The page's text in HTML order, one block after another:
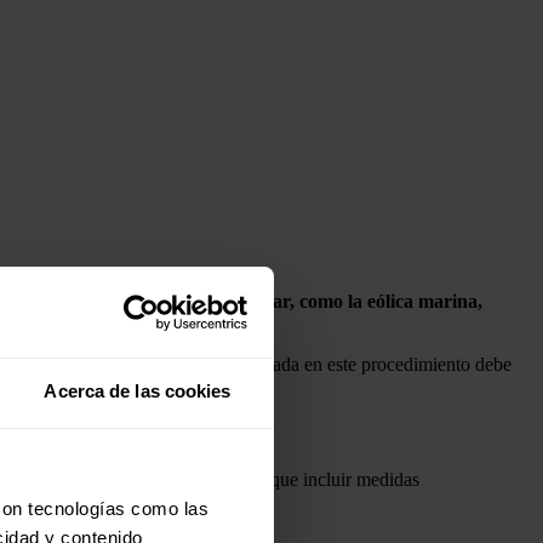
Acerca de las cookies
tecnologías como las
y contenido
instalaciones ubicadas en el mar, como la eólica marina,
y la colaboración público-privada en este procedimiento debe
de concurrencia competitiva tiene que incluir medidas